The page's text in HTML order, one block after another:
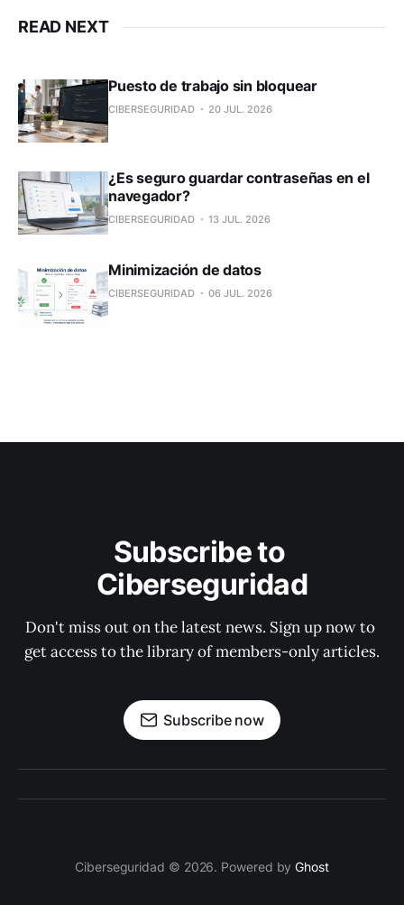
READ NEXT
Puesto de trabajo sin bloquear
CIBERSEGURIDAD 20 JUL. 2026
¿Es seguro guardar contraseñas en el
navegador?
CIBERSEGURIDAD 13 JUL. 2026
Minimización de datos
CIBERSEGURIDAD 06 JUL. 2026
Subscribe to
Ciberseguridad
Don't miss out on the latest news. Sign up now to
get access to the library of members-only articles.
Subscribe now
Ciberseguridad © 2026. Powered byGhost